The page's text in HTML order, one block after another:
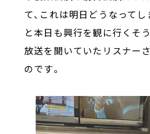
て、これは明日どうなって
と本日も興行を観に行くそう
放送を聞いていたリスナー
のです。